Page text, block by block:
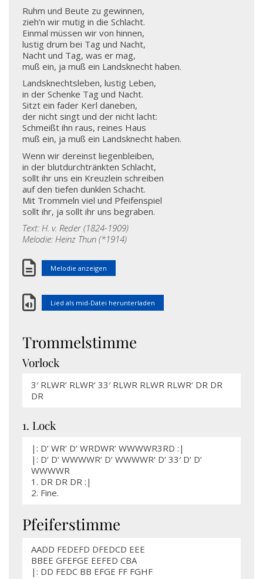
Ruhm und Beute zu gewinnen,
zieh’n wir mutig in die Schlacht.
Einmal müssen wir von hinnen,
lustig drum bei Tag und Nacht,
Nacht und Tag, was er mag,
muß ein, ja muß ein Landsknecht haben.
Landsknechtsleben, lustig Leben,
in der Schenke Tag und Nacht.
Sitzt ein fader Kerl daneben,
der nicht singt und der nicht lacht:
Schmeißt ihn raus, reines Haus
muß ein, ja muß ein Landsknecht haben.
Wenn wir dereinst liegenbleiben,
in der blutdurchtränkten Schlacht,
sollt ihr uns ein Kreuzlein schreiben
auf den tiefen dunklen Schacht.
Mit Trommeln viel und Pfeifenspiel
sollt ihr, ja sollt ihr uns begraben.
Text: H. v. Reder (1824-1909)
Melodie: Heinz Thun (*1914)
Melodie anzeigen
Lied als mid-Datei herunterladen
Trommelstimme
Vorlock
3′ RLWR‘ RLWR‘ 33′ RLWR RLWR RLWR‘ DR DR
DR
1. Lock
|: D‘ WR‘ D‘ WRDWR‘ WWWWR3RD :|
|: D‘ D‘ WWWWR‘ D‘ WWWWR‘ D‘ 33′ D‘ D‘
WWWWR
1. DR DR DR :|
2. Fine.
Pfeiferstimme
AADD FEDEFD DFEDCD EEE
BBEE GFEFGE EEFED CBA
|: DD FEDC BB EFGE FF FGHF